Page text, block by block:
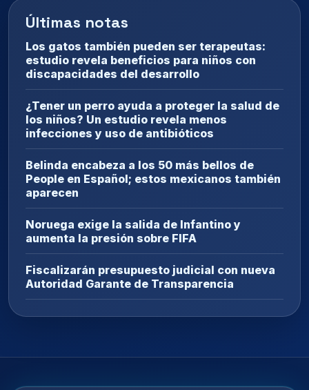
Últimas notas
Los gatos también pueden ser terapeutas:
estudio revela beneficios para niños con
discapacidades del desarrollo
¿Tener un perro ayuda a proteger la salud de
los niños? Un estudio revela menos
infecciones y uso de antibióticos
Belinda encabeza a los 50 más bellos de
People en Español; estos mexicanos también
aparecen
Noruega exige la salida de Infantino y
aumenta la presión sobre FIFA
Fiscalizarán presupuesto judicial con nueva
Autoridad Garante de Transparencia